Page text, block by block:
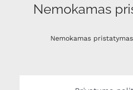
Nemokamas
Nemokamas